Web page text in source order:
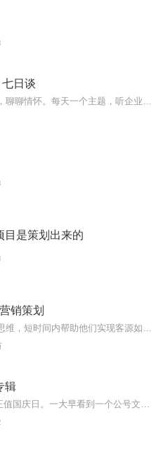
日谈
目是策划出来的
销策划
辑